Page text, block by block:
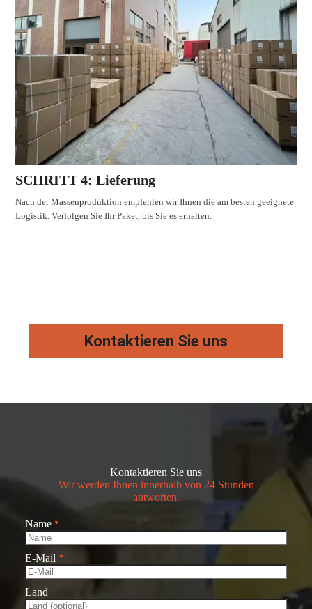
SCHRITT 4: Lieferung
Nach der Massenproduktion empfehlen wir Ihnen die am besten geeignete
Logistik. Verfolgen Sie Ihr Paket, bis Sie es erhalten.
Kontaktieren Sie uns
Kontaktieren Sie uns
Wir werden Ihnen innerhalb von 24 Stunden
antworten.
Name *
E-Mail *
Land